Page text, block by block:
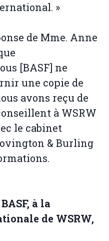
»
de Mme. Anne
[BASF] ne
une copie de
avons reçu de
à WSRW
le cabinet
& Burling
à la
de WSRW,